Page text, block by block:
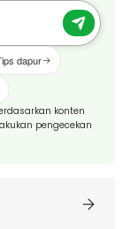
dapur
konten
pengecekan